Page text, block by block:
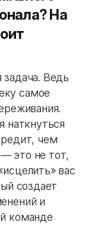
На
Ведь
самое
наткнуться
чем
это не тот,
вас
создает
и
команде